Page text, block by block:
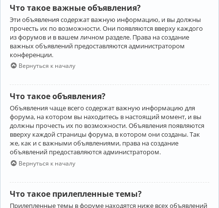
Что такое важные объявления?
Эти объявления содержат важную информацию, и вы должны
прочесть их по возможности. Они появляются вверху каждого
из форумов и в вашем личном разделе. Права на создание
важных объявлений предоставляются администратором
конференции.
Вернуться к началу
Что такое объявления?
Объявления чаще всего содержат важную информацию для
форума, на котором вы находитесь в настоящий момент, и вы
должны прочесть их по возможности. Объявления появляются
вверху каждой страницы форума, в котором они созданы. Так
же, как и с важными объявлениями, права на создание
объявлений предоставляются администратором.
Вернуться к началу
Что такое прилепленные темы?
Прилепленные темы в форуме находятся ниже всех объявлений